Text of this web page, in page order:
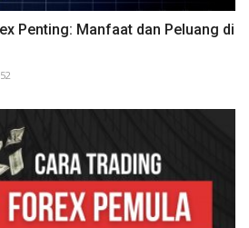
Penting: Manfaat dan Peluang di